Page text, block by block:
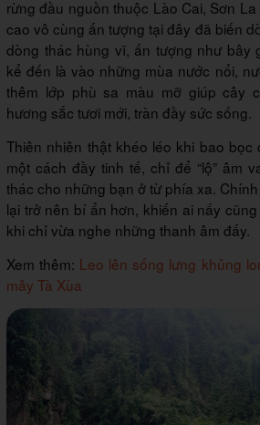
rừng đầu nguồn thuộc Lào Cai, Sơn
cao vô cùng ấn tượng tại đây đã biến
dòng thác hùng vĩ, ấn tượng như bây
kể đến là vào những mùa nước nổi,
thêm lớp phù sa màu mỡ giúp cây
hương sắc tươi mới, tràn đầy sức sống.
Thiên nhiên thật khéo léo khi bao bọc
một cách đầy tinh tế, chỉ để “lộ” âm
thác cho những bạn ở từ phía xa.
lại trở nên bí ẩn hơn, khiến ai nấy
khi chỉ vừa nghe những thanh âm đấy.
Xem thêm: Leo lên sống lưng khủng
mây Tà Xùa